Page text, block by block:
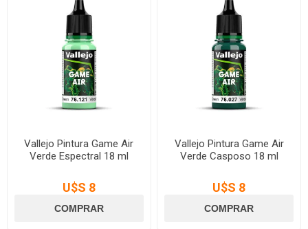
Vallejo Pintura Game Air
Verde Espectral 18 ml
U$S 8
Vallejo Pintura Game Air
Verde Casposo 18 ml
U$S 8